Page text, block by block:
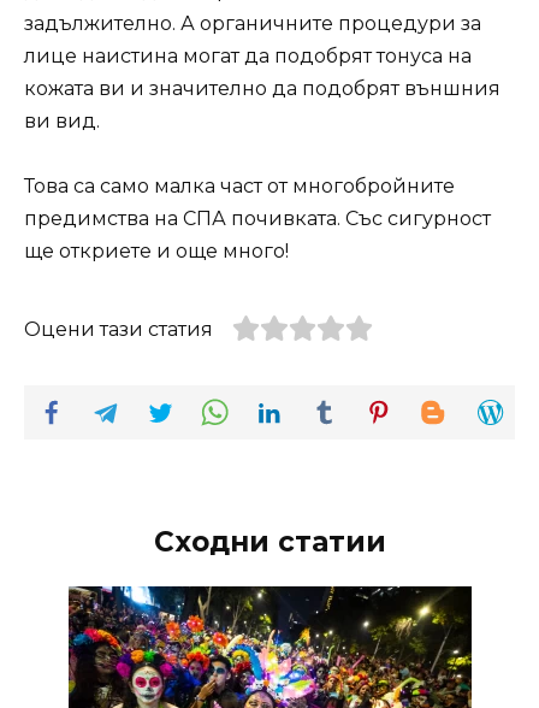
задължително. А органичните процедури за
лице наистина могат да подобрят тонуса на
кожата ви и значително да подобрят външния
ви вид.
Това са само малка част от многобройните
предимства на СПА почивката. Със сигурност
ще откриете и още много!
Оцени тази статия
Сходни статии